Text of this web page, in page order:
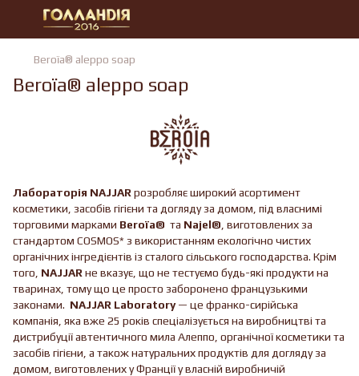
Beroїa® aleppo soap
Beroїa® aleppo soap
Лабораторія NAJJAR розробляє широкий асортимент
косметики, засобів гігієни та догляду за домом, під власнимі
торговими марками Beroїa® та Najel® , виготовлених за
стандартом COSMOS* з використанням екологічно чистих
органічних інгредієнтів із сталого сільського господарства. Крім
того, NAJJAR не вказує, що не тестуємо будь-які продукти на
тваринах, тому що це просто заборонено французькими
законами. NAJJAR Laboratory— це франко-сирійська
компанія, яка вже 25 років спеціалізується на виробництві та
дистрибуції автентичного мила Алеппо, органічної косметики та
засобів гігієни, а також натуральних продуктів для догляду за
домом, виготовлених у Франції у власній виробничій